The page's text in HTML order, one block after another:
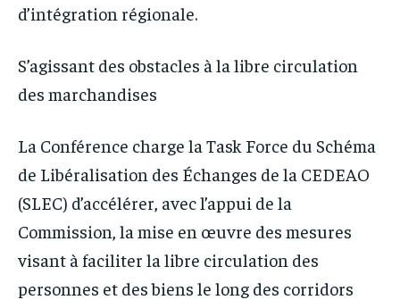
d’intégration régionale.
S’agissant des obstacles à la libre circulation
des marchandises
La Conférence charge la Task Force du Schéma
de Libéralisation des Échanges de la CEDEAO
(SLEC) d’accélérer, avec l’appui de la
Commission, la mise en œuvre des mesures
visant à faciliter la libre circulation des
personnes et des biens le long des corridors